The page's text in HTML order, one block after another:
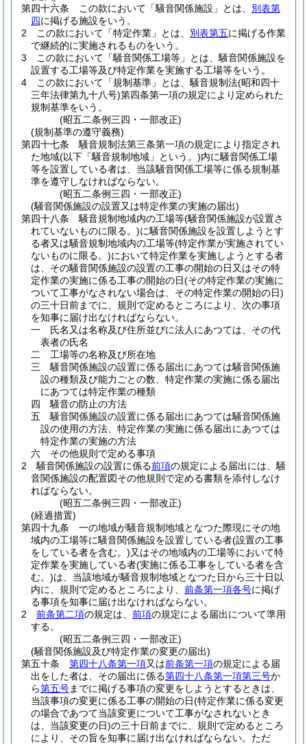
第四十六条
この款において「騒音関係施設」とは、 別表第
四に掲げる施設をいう。
2
この款において「特定作業」とは、 別表第五に掲げる作業
で継続的に実施されるものをいう。
3
この款において「騒音関係工場等」とは、騒音関係施設を
設置する工場等及び特定作業を実施する工場等をいう。
4
この款において「規制基準」とは、騒音規制法(昭和四十
三年法律第九十八号)第四条第一項の規定により定められた
規制基準をいう。
(昭五二条例三四・一部改正)
(規制基準の遵守義務)
第四十七条
騒音規制法第三条第一項の規定により指定され
た地域(以下「騒音規制地域」という。)内に騒音関係工場
等を設置している者は、当該騒音関係工場等に係る規制基
準を遵守しなければならない。
(昭五二条例三四・一部改正)
(騒音関係施設の設置又は特定作業の実施の届出)
第四十八条
騒音規制地域内の工場等(騒音関係施設が設置さ
れていないものに限る。)に騒音関係施設を設置しようとす
る者又は騒音規制地域内の工場等(特定作業が実施されてい
ないものに限る。)において特定作業を実施しようとする者
は、その騒音関係施設の設置の工事の開始の日又はその特
定作業の実施に係る工事の開始の日(その特定作業の実施に
ついて工事がなされない場合は、その特定作業の開始の日)
の三十日前までに、規則で定めるところにより、次の事項
を知事に届け出なければならない。
一
氏名又は名称及び住所並びに法人にあつては、その代
表者の氏名
二
工場等の名称及び所在地
三
騒音関係施設の設置に係る届出にあつては騒音関係施
設の種類及び能力ごとの数、特定作業の実施に係る届出
にあつては特定作業の種類
四
騒音の防止の方法
五
騒音関係施設の設置に係る届出にあつては騒音関係施
設の使用の方法、特定作業の実施に係る届出にあつては
特定作業の実施の方法
六
その他規則で定める事項
2
騒音関係施設の設置に係る前項の規定による届出には、騒
音関係施設の配置図その他規則で定める書類を添付しなけ
ればならない。
(昭五二条例三四・一部改正)
(経過措置)
第四十九条
一の地域が騒音規制地域となつた際現にその地
域内の工場等に騒音関係施設を設置している者(設置の工事
をしている者を含む。)又はその地域内の工場等において特
定作業を実施している者(実施に係る工事をしている者を含
む。)は、当該地域が騒音規制地域となつた日から三十日以
内に、規則で定めるところにより、 前条第一項各号に掲げ
る事項を知事に届け出なければならない。
2
前条第二項の規定は、 前項の規定による届出について準用
する。
(昭五二条例三四・一部改正)
(騒音関係施設及び特定作業の変更の届出)
第五十条
第四十八条第一項又は前条第一項の規定による届
出をした者は、その届出に係る第四十八条第一項第三号か
ら第五号までに掲げる事項の変更をしようとするときは、
当該事項の変更に係る工事の開始の日(特定作業に係る変更
の場合であつて当該変更について工事がなされないとき
は、当該変更の日)の三十日前までに、規則で定めるところ
により、その旨を知事に届け出なければならない。 ただ